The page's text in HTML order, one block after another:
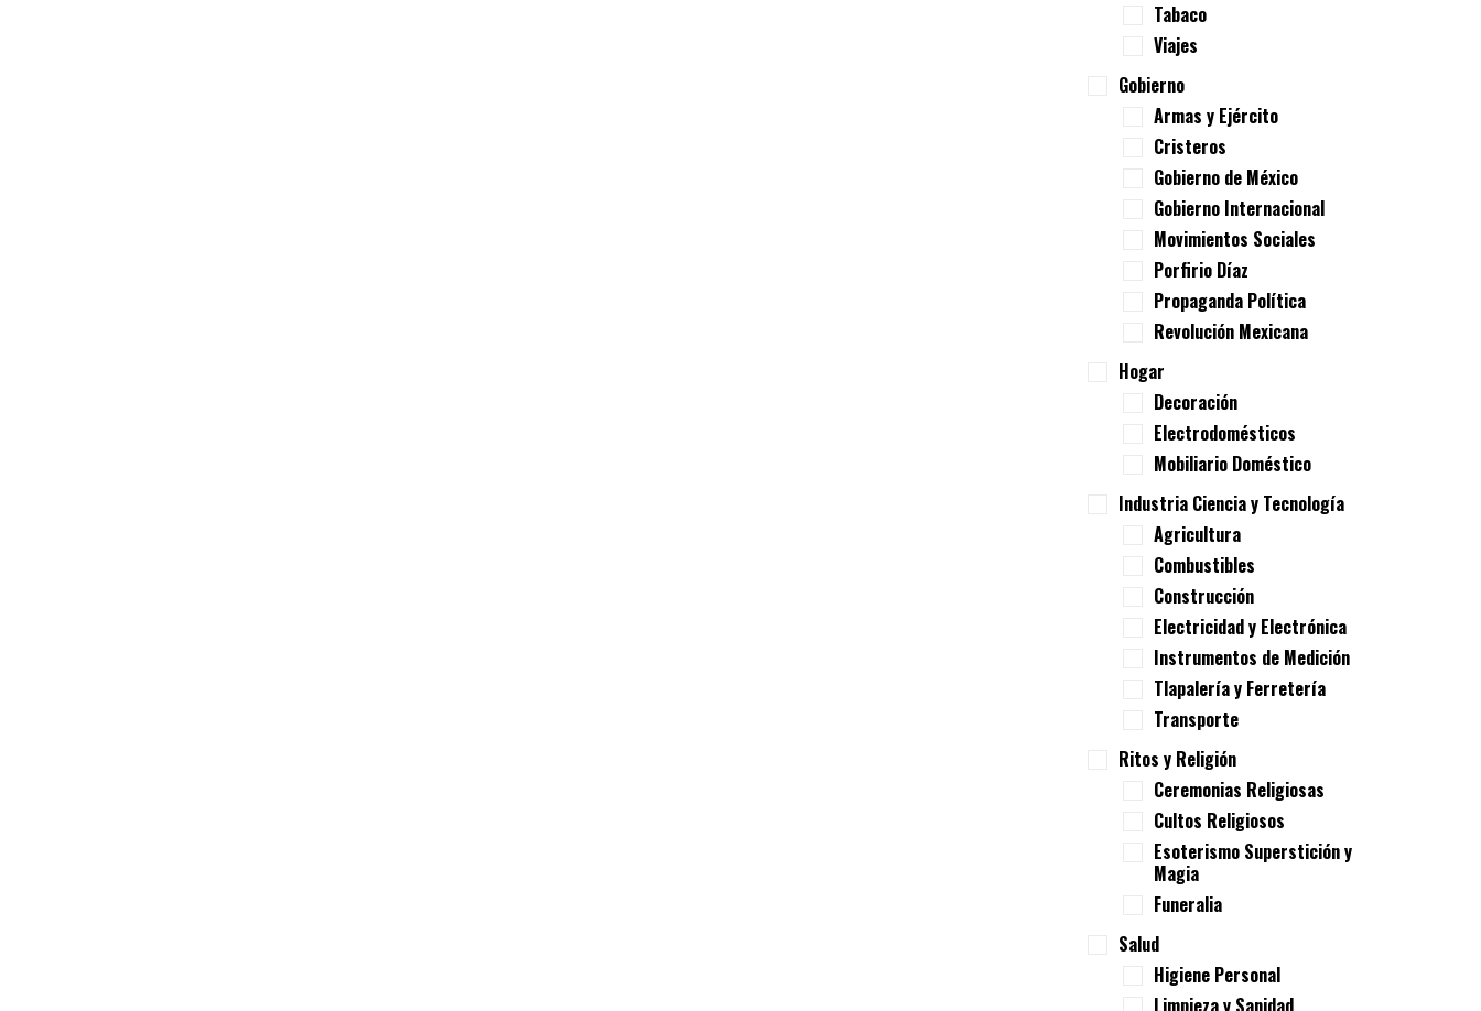
Tabaco
Viajes
Gobierno
Armas y Ejército
Cristeros
Gobierno de México
Gobierno Internacional
Movimientos Sociales
Porfirio Díaz
Propaganda Política
Revolución Mexicana
Hogar
Decoración
Electrodomésticos
Mobiliario Doméstico
Industria Ciencia y Tecnología
Agricultura
Combustibles
Construcción
Electricidad y Electrónica
Instrumentos de Medición
Tlapalería y Ferretería
Transporte
Ritos y Religión
Ceremonias Religiosas
Cultos Religiosos
Esoterismo Superstición y
Magia
Funeralia
Salud
Higiene Personal
Limpieza y Sanidad